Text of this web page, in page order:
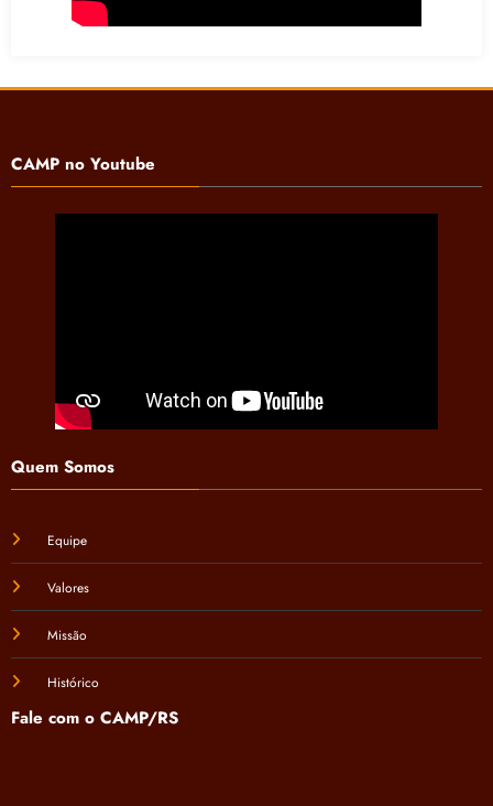
CAMP no Youtube
Quem Somos
Equipe
Valores
Missão
Histórico
Fale com o CAMP/RS